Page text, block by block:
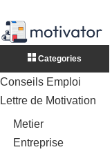
Categories
Conseils Emploi
Lettre de Motivation
Metier
Entreprise